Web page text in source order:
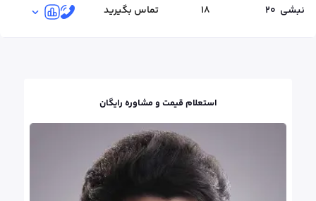
نبشی 20
18 تماس بگیرید
استعلام قیمت و مشاوره رایگان